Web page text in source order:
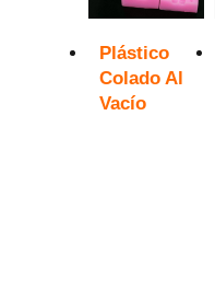
Plástico
Colado Al
Vacío